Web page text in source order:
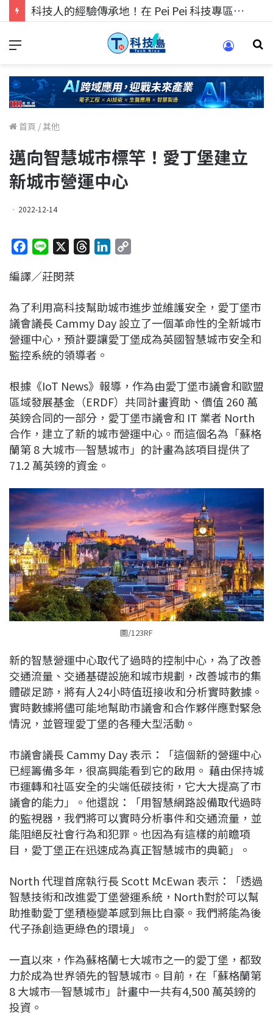
科技人找工作，就到TECH+ 科技專區!
首頁 /其他
邁向智慧城市標竿！愛丁堡建立
新城市營運中心
2022-12-14
c
b
o
o
k
n
a
d
s
e
d
I
L
i
n
編譯／莊閔棻
為了利用高科技幫助城市進步並維護安全，愛丁堡市
議會議長 Cammy Day 設立了一個革命性的全新城市
營運中心，預計要讓愛丁堡成為英國智慧城市安全和
監控系統的領導者。
根據《IoT News》報導，作為由愛丁堡市議會和歐盟
區域發展基金（ERDF）共同計畫資助、價值 260 萬
英鎊合同的一部分，愛丁堡市議會和 IT 業者 North
合作，建立了新的城市營運中心。而這個名為「蘇格
蘭第 8 大城市─智慧城市」的計畫為該項目提供了
71.2 萬英鎊的資金。
圖/123RF
新的智慧營運中心取代了過時的控制中心，為了改善
交通流量、交通基礎設施和城市規劃，改善城市的集
體碳足跡，將有人24小時值班接收和分析實時數據。
實時數據將儘可能地幫助市議會和合作夥伴應對緊急
情況，並管理愛丁堡的各種大型活動。
市議會議長 Cammy Day 表示：「這個新的營運中心
已經籌備多年，很高興能看到它的啟用。 藉由保持城
市運轉和社區安全的尖端低碳技術，它大大提高了市
議會的能力」。他還說：「用智慧網路設備取代過時
的監視器，我們將可以實時分析事件和交通流量，並
能阻絕反社會行為和犯罪。也因為有這樣的前瞻項
目，愛丁堡正在迅速成為真正智慧城市的典範」。
North 代理首席執行長 Scott McEwan 表示：「透過
智慧技術和改進愛丁堡營運系統，North對於可以幫
助推動愛丁堡積極變革感到無比自豪。我們將能為後
代子孫創造更綠色的環境」。
一直以來，作為蘇格蘭七大城市之一的愛丁堡，都致
力於成為世界領先的智慧城市。目前，在「蘇格蘭第
8 大城市─智慧城市」計畫中一共有4,500 萬英鎊的
投資。